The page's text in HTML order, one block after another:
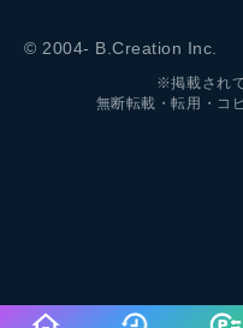
© 2004- B.Creation Inc.
※掲載され
無断転載・転用・コ